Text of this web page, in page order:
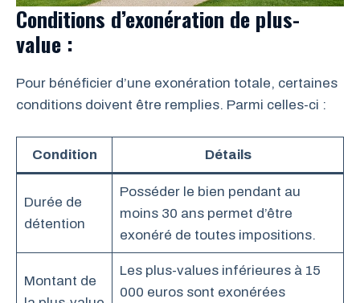
Conditions d’exonération de plus-
value :
Pour bénéficier d’une exonération totale, certaines
conditions doivent être remplies. Parmi celles-ci :
Condition Détails
Durée de
détention
Posséder le bien pendant au
moins 30 ans permet d’être
exonéré de toutes impositions.
Montant de
Les plus-values inférieures à 15
000 euros sont exonérées